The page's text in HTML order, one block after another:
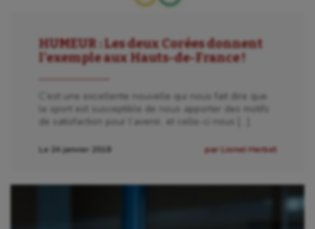
HUMEUR : Les deux Corées donnent
l’exemple aux Hauts-de-France !
C’est une excellente nouvelle qui nous fait dire que
le sport est susceptible de nous apporter des motifs
de satisfaction pour l’avenir, et celle-ci nous […]
Le 24 janvier 2018 par Lionel Herbet